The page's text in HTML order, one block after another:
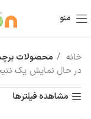
منو
خانه
محصولات برچسب
در حال نمایش یک
مشاهده فیلترها